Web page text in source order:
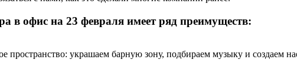
в офис на 23 февраля имеет ряд преимуществ:
украшаем барную зону, подбираем музыку и создаем